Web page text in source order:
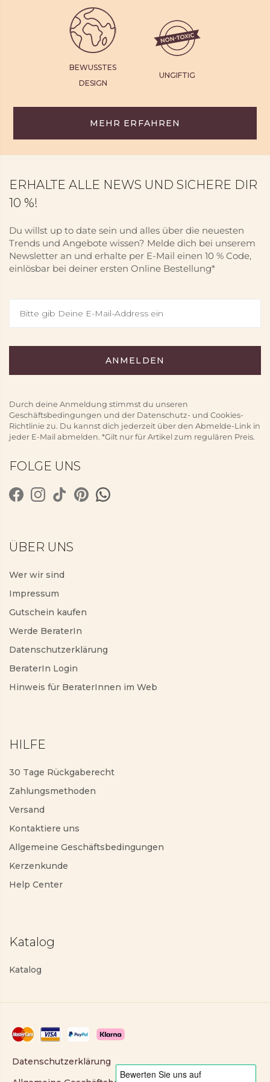
BEWUSSTES
DESIGN
UNGIFTIG
MEHR ERFAHREN
ERHALTE ALLE NEWS UND SICHERE DIR
10 %!
Du willst up to date sein und alles über die neuesten
Trends und Angebote wissen? Melde dich bei unserem
Newsletter an und erhalte per E-Mail einen 10 % Code,
einlösbar bei deiner ersten Online Bestellung*
Durch deine Anmeldung stimmst du unseren
Geschäftsbedingungen und der Datenschutz- und Cookies-
Richtlinie zu. Du kannst dich jederzeit über den Abmelde-Link in
jeder E-Mail abmelden. *Gilt nur für Artikel zum regulären Preis.
FOLGE UNS
ÜBER UNS
Wer wir sind
Impressum
Gutschein kaufen
Werde BeraterIn
Datenschutzerklärung
BeraterIn Login
Hinweis für BeraterInnen im Web
HILFE
30 Tage Rückgaberecht
Zahlungsmethoden
Versand
Kontaktiere uns
Allgemeine Geschäftsbedingungen
Kerzenkunde
Help Center
Katalog
Katalog
Datenschutzerklärung